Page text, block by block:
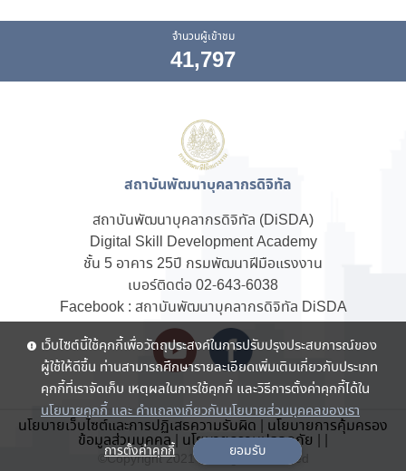
จำนวนผู้เข้าชม
41,797
สถาบันพัฒนาบุคลากรดิจิทัล
สถาบันพัฒนาบุคลากรดิจิทัล (DiSDA)
Digital Skill Development Academy
ชั้น 5 อาคาร 25ปี กรมพัฒนาฝีมือแรงงาน
เบอร์ติดต่อ 02-643-6038
Facebook : สถาบันพัฒนาบุคลากรดิจิทัล DiSDA
นโยบายเว็บไซต์และการปฏิเสธความรับผิด | นโยบายการคุ้มครอง
ข้อมูลส่วนบุคคล| นโยบายความปลอดภัย | |
©Copyright 2021 . All rights reserved
เว็บไซต์นี้ใช้คุกกี้เพื่อวัตถุประสงค์ในการปรับปรุงประสบการณ์ของ
ผู้ใช้ให้ดีขึ้น ท่านสามารถศึกษารายละเอียดเพิ่มเติมเกี่ยวกับประเภท
คุกกี้ที่เราจัดเก็บ เหตุผลในการใช้คุกกี้ และวิธีการตั้งค่าคุกกี้ได้ใน
นโยบายคุกกี้ และ คำแถลงเกี่ยวกับนโยบายส่วนบุคคลของเรา
การตั้งค่าคุกกี้ ยอมรับ